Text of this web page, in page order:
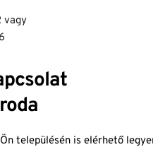
vagy
településén is elérhető